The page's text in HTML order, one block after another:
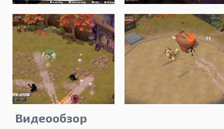
Видеообзор